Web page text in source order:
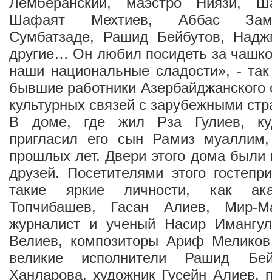
Шафаят Мехтиев, Аббас
Сумбатзаде, Рашид Бейбутов,
другие… Он любил посидеть за
наши национальные сладости», -
бывшие работники
культурных связей с зарубежными
В доме, где жил Рза Гулиев,
пригласил его сын Рамиз
прошлых лет. Двери этого дома были
друзей. Посетителями этого
такие яркие личности, как
Топчибашев, Гасан Алиев, Мир-
журналист и ученый Насир
Велиев, композиторы Ариф
великие исполнители Рашид
Ханларова, художник Гусейн Алиев,